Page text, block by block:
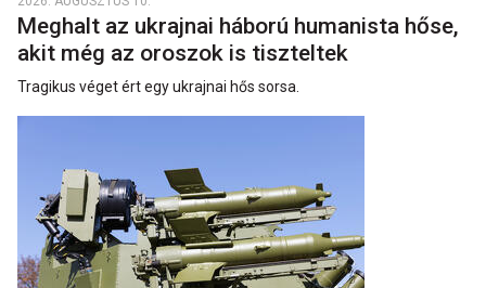
Meghalt az ukrajnai háború humanista hőse,
akit még az oroszok is tiszteltek
Tragikus véget ért egy ukrajnai hős sorsa.